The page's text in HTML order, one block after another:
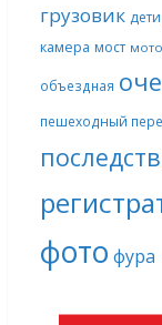
грузовик дети
камера мост
объездная
пешеходный
фото фура